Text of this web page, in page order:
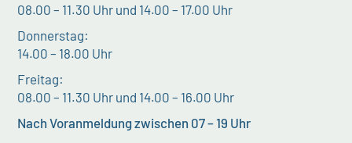
08.00 – 11.30 Uhr und 14.00 – 17.00 Uhr
Donnerstag:
14.00 – 18.00 Uhr
Freitag:
08.00 – 11.30 Uhr und 14.00 – 16.00 Uhr
Nach Voranmeldung zwischen 07 – 19 Uhr